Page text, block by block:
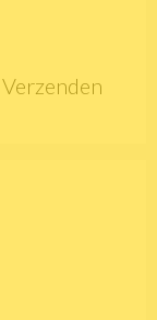
Verzenden